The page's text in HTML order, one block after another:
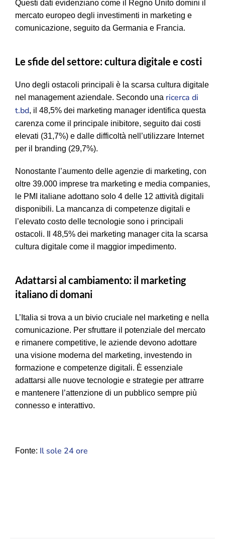
Questi dati evidenziano come il Regno Unito domini il
mercato europeo degli investimenti in marketing e
comunicazione, seguito da Germania e Francia.
Le sfide del settore: cultura digitale e costi
Uno degli ostacoli principali è la scarsa cultura digitale
nel management aziendale. Secondo una ricerca di
t.bd, il 48,5% dei marketing manager identifica questa
carenza come il principale inibitore, seguito dai costi
elevati (31,7%) e dalle difficoltà nell’utilizzare Internet
per il branding (29,7%).
Nonostante l’aumento delle agenzie di marketing, con
oltre 39.000 imprese tra marketing e media companies,
le PMI italiane adottano solo 4 delle 12 attività digitali
disponibili. La mancanza di competenze digitali e
l’elevato costo delle tecnologie sono i principali
ostacoli. Il 48,5% dei marketing manager cita la scarsa
cultura digitale come il maggior impedimento.
Adattarsi al cambiamento: il marketing
italiano di domani
L’Italia si trova a un bivio cruciale nel marketing e nella
comunicazione. Per sfruttare il potenziale del mercato
e rimanere competitive, le aziende devono adottare
una visione moderna del marketing, investendo in
formazione e competenze digitali. È essenziale
adattarsi alle nuove tecnologie e strategie per attrarre
e mantenere l’attenzione di un pubblico sempre più
connesso e interattivo.
Fonte: Il sole 24 ore